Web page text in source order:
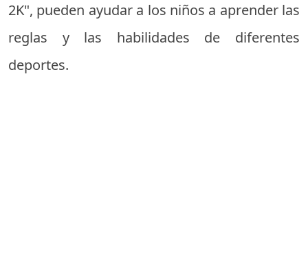
2K", pueden ayudar a los niños a aprender las
reglas y las habilidades de diferentes
deportes.